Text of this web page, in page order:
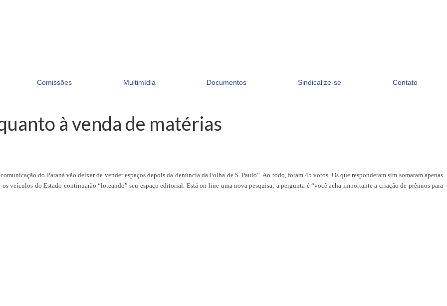
Comissões Multimídia Documentos Sindicalize-se Contato
à venda de matérias
do Paraná vão deixar de vender espaços depois da denúncia da Folha de S. Paulo”. Ao todo, foram 45 votos. Os que responderam sim somaram apenas
veículos do Estado continuarão “loteando” seu espaço editorial. Está on-line uma nova pesquisa; a pergunta é “você acha importante a criação de prêmios para